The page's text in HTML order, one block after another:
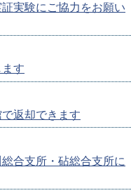
実験にご協力をお願い
す
返却できます
合支所・砧総合支所に